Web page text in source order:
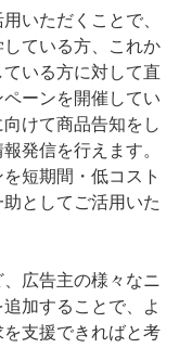
いただくことで、
ている方、これか
いる方に対して直
ーンを開催してい
けて商品告知をし
発信を行えます。
短期間・低コスト
としてご活用いた
広告主の様々なニ
加することで、よ
支援できればと考